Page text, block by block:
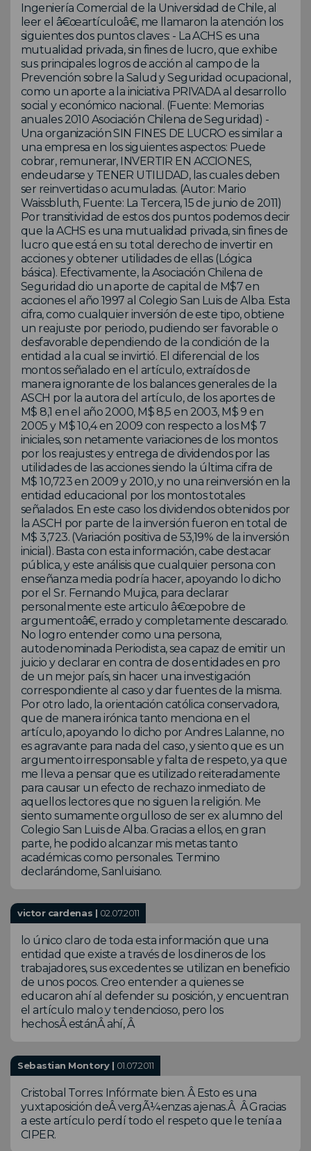
Ingeniería Comercial de la Universidad de Chile, al
leer el â€œartículoâ€, me llamaron la atención los
siguientes dos puntos claves: - La ACHS es una
mutualidad privada, sin fines de lucro, que exhibe
sus principales logros de acción al campo de la
Prevención sobre la Salud y Seguridad ocupacional,
como un aporte a la iniciativa PRIVADA al desarrollo
social y económico nacional. (Fuente: Memorias
anuales 2010 Asociación Chilena de Seguridad) -
Una organización SIN FINES DE LUCRO es similar a
una empresa en los siguientes aspectos: Puede
cobrar, remunerar, INVERTIR EN ACCIONES,
endeudarse y TENER UTILIDAD, las cuales deben
ser reinvertidas o acumuladas. (Autor: Mario
Waissbluth, Fuente: La Tercera, 15 de junio de 2011)
Por transitividad de estos dos puntos podemos decir
que la ACHS es una mutualidad privada, sin fines de
lucro que está en su total derecho de invertir en
acciones y obtener utilidades de ellas (Lógica
básica). Efectivamente, la Asociación Chilena de
Seguridad dio un aporte de capital de M$7 en
acciones el año 1997 al Colegio San Luis de Alba. Esta
cifra, como cualquier inversión de este tipo, obtiene
un reajuste por periodo, pudiendo ser favorable o
desfavorable dependiendo de la condición de la
entidad a la cual se invirtió. El diferencial de los
montos señalado en el artículo, extraídos de
manera ignorante de los balances generales de la
ASCH por la autora del artículo, de los aportes de
M$ 8,1 en el año 2000, M$ 8,5 en 2003, M$ 9 en
2005 y M$ 10,4 en 2009 con respecto a los M$ 7
iniciales, son netamente variaciones de los montos
por los reajustes y entrega de dividendos por las
utilidades de las acciones siendo la última cifra de
M$ 10,723 en 2009 y 2010, y no una reinversión en la
entidad educacional por los montos totales
señalados. En este caso los dividendos obtenidos por
la ASCH por parte de la inversión fueron en total de
M$ 3,723. (Variación positiva de 53,19% de la inversión
inicial). Basta con esta información, cabe destacar
pública, y este análisis que cualquier persona con
enseñanza media podría hacer, apoyando lo dicho
por el Sr. Fernando Mujica, para declarar
personalmente este articulo â€œpobre de
argumentoâ€, errado y completamente descarado.
No logro entender como una persona,
autodenominada Periodista, sea capaz de emitir un
juicio y declarar en contra de dos entidades en pro
de un mejor país, sin hacer una investigación
correspondiente al caso y dar fuentes de la misma.
Por otro lado, la orientación católica conservadora,
que de manera irónica tanto menciona en el
artículo, apoyando lo dicho por Andres Lalanne, no
es agravante para nada del caso, y siento que es un
argumento irresponsable y falta de respeto, ya que
me lleva a pensar que es utilizado reiteradamente
para causar un efecto de rechazo inmediato de
aquellos lectores que no siguen la religión. Me
siento sumamente orgulloso de ser ex alumno del
Colegio San Luis de Alba. Gracias a ellos, en gran
parte, he podido alcanzar mis metas tanto
académicas como personales. Termino
declarándome, Sanluisiano.
victor cardenas | 02.07.2011
lo único claro de toda esta información que una
entidad que existe a través de los dineros de los
trabajadores, sus excedentes se utilizan en beneficio
de unos pocos. Creo entender a quienes se
educaron ahí al defender su posición, y encuentran
el artículo malo y tendencioso, pero los
hechosÂ estánÂ ahí, Â
Sebastian Montory | 01.07.2011
Cristobal Torres: Infórmate bien. Â Esto es una
yuxtaposición deÂ vergÃ¼enzas ajenas.Â Â Gracias
a este artículo perdí todo el respeto que le tenía a
CIPER.